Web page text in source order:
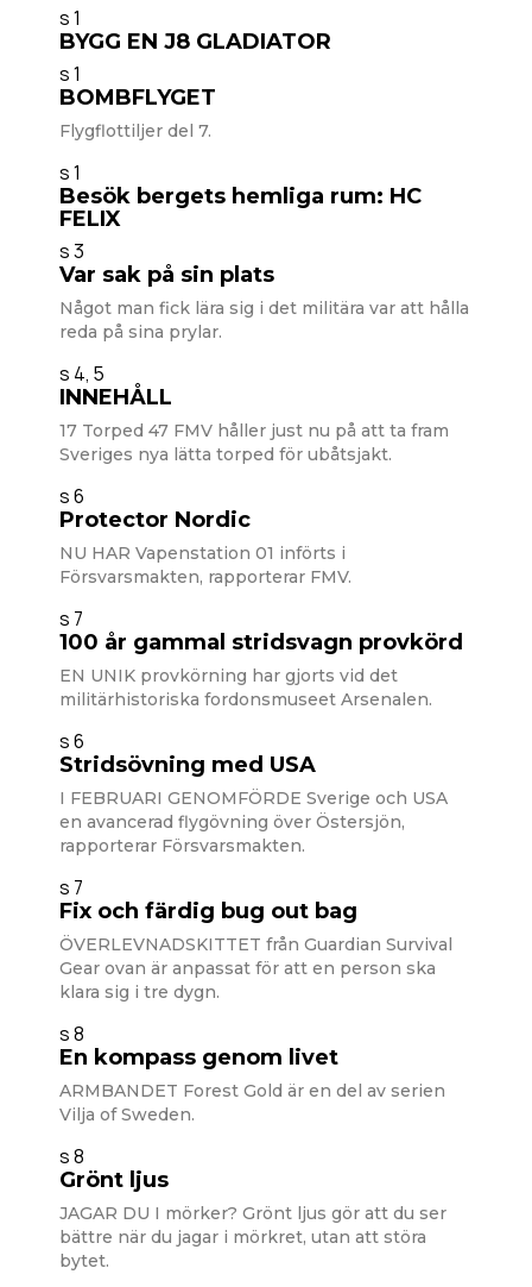
s 1
BYGG EN J8 GLADIATOR
s 1
BOMBFLYGET
Flygflottiljer del 7.
s 1
Besök bergets hemliga rum: HC
FELIX
s 3
Var sak på sin plats
Något man fick lära sig i det militära var att hålla
reda på sina prylar.
s 4, 5
INNEHÅLL
17 Torped 47 FMV håller just nu på att ta fram
Sveriges nya lätta torped för ubåtsjakt.
s 6
Protector Nordic
NU HAR Vapenstation 01 införts i
Försvarsmakten, rapporterar FMV.
s 7
100 år gammal stridsvagn provkörd
EN UNIK provkörning har gjorts vid det
militärhistoriska fordonsmuseet Arsenalen.
s 6
Stridsövning med USA
I FEBRUARI GENOMFÖRDE Sverige och USA
en avancerad flygövning över Östersjön,
rapporterar Försvarsmakten.
s 7
Fix och färdig bug out bag
ÖVERLEVNADSKITTET från Guardian Survival
Gear ovan är anpassat för att en person ska
klara sig i tre dygn.
s 8
En kompass genom livet
ARMBANDET Forest Gold är en del av serien
Vilja of Sweden.
s 8
Grönt ljus
JAGAR DU I mörker? Grönt ljus gör att du ser
bättre när du jagar i mörkret, utan att störa
bytet.